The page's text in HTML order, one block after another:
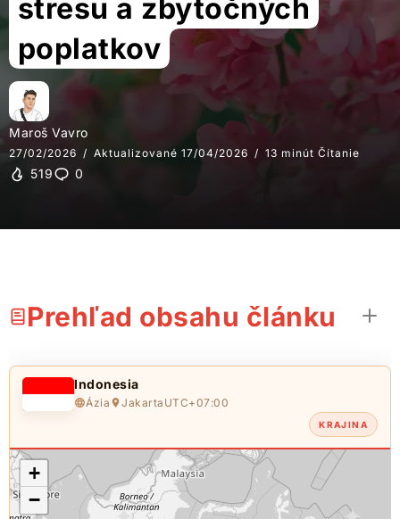
stresu a zbytočných
poplatkov
Maroš Vavro
27/02/2026 Aktualizované 17/04/2026 13 minút Čítanie
519 0
Prehľad obsahu článku
Indonesia
Ázia Jakarta UTC+07:00
KRAJINA
+
−